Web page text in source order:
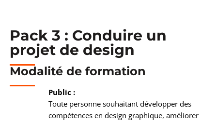
Pack 3 : Conduire un
projet de design
Modalité de formation
Public :
Toute personne souhaitant développer des
compétences en design graphique, améliorer